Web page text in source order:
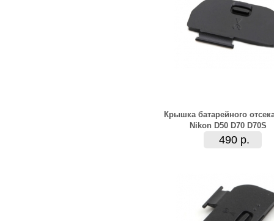
Крышка батарейного
Nikon D50 D70 D70S
490 р.